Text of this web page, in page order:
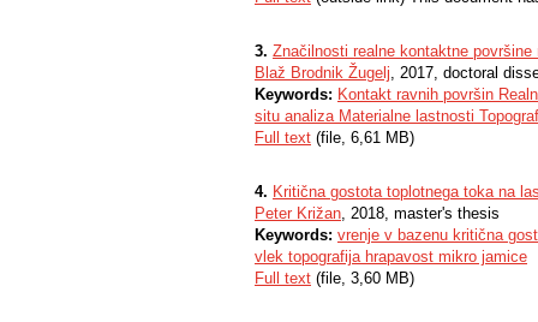
3. Značilnosti realne kontaktne površine
Blaž Brodnik Žugelj, 2017, doctoral
Keywords: Kontakt ravnih površin
situ analiza Materialne lastnosti
Full text (file, 6,61 MB)
4. Kritična gostota toplotnega toka na
Peter Križan, 2018, master's thesis
Keywords: vrenje v bazenu kritična
vlek topografija hrapavost mikro jamice
Full text (file, 3,60 MB)